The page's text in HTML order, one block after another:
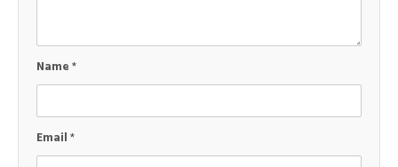
Name*
Email*